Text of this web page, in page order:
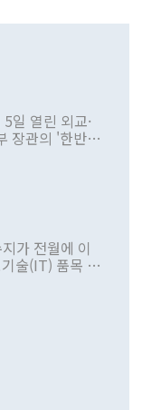
일 열린 외교·
장관의 '한반도
진하겠다고 공
그동안 정 장
대통령과 유
적이다. 정 장
높아지고 있
가 전월에 이
술(IT) 품목 수